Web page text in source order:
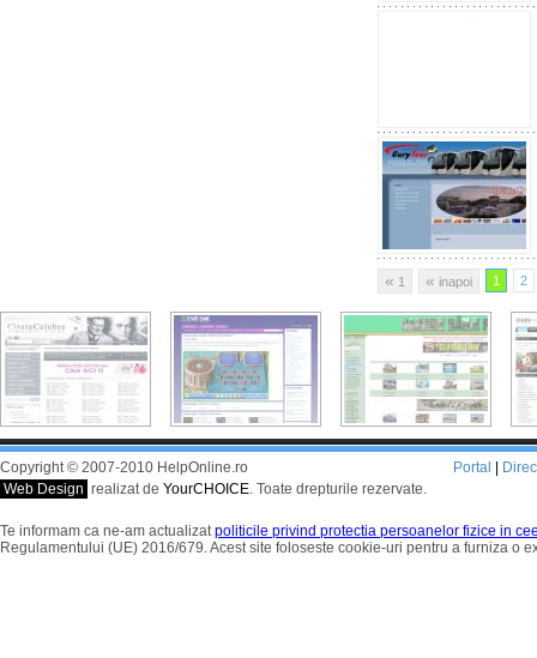
« 1 « inapoi 1 2
Copyright © 2007-2010 HelpOnline.ro
Web Design realizat de YourCHOICE. Toate drepturile rezervate.
Portal
Te informam ca ne-am actualizatpoliticile privind protectia persoanelor fizice in
Regulamentului (UE) 2016/679. Acest site foloseste cookie-uri pentru a furniza o